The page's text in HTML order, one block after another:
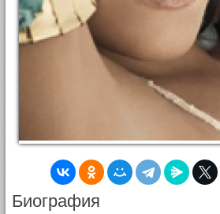
Биография